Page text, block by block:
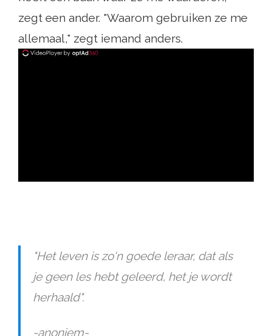
zegt een ander. "Waarom gebruiken ze me
allemaal," zegt iemand anders.
"Het leven is zo'n goede leraar, dat als
je geen les hebt geleerd, het je wordt
herhaald".
-anoniem-